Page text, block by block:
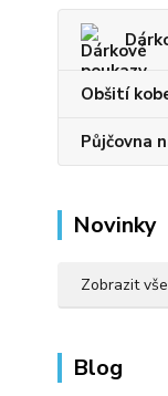
Obšití
Půjčovna
Novinky
Zobrazit
Blog